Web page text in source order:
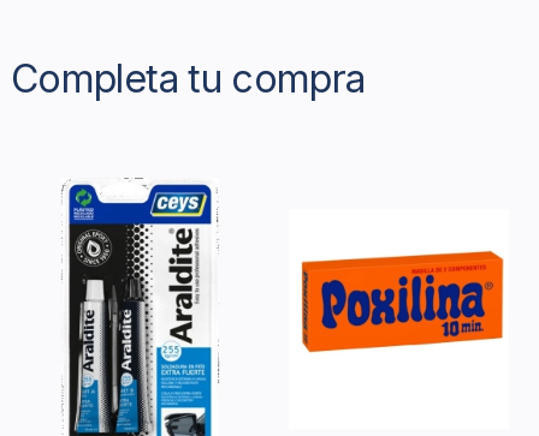
Completa tu compra